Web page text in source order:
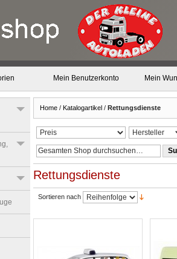
Mein Benutzerkonto Mein
Home / Katalogartikel / Rettungsdienste
Rettungsdienste
Sortieren nach